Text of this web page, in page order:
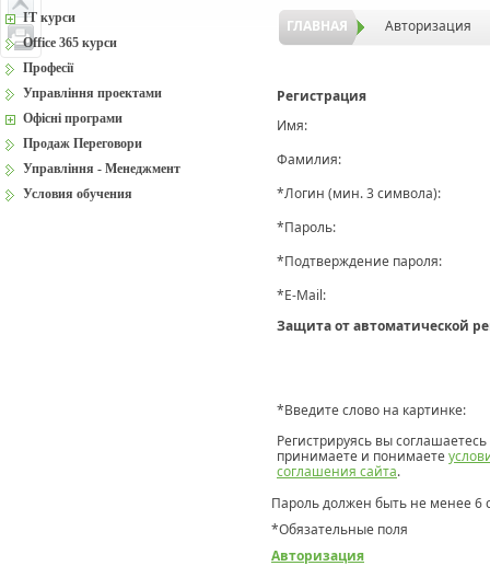
ГЛАВНАЯ Авторизация
Регистрация
Имя:
Фамилия:
*Логин (мин. 3 символа):
*Пароль:
*Подтверждение пароля:
*E-Mail:
Защита от автоматической
*Введите слово на картинке:
Регистрируясь вы
принимаете и понимаете
соглашения сайта.
Пароль должен быть не менее 6
*Обязательные поля
Авторизация
IT курси
Office 365 курси
Професії
Управління проектами
Офісні програми
Продаж Переговори
Управління - Менеджмент
Условия обучения